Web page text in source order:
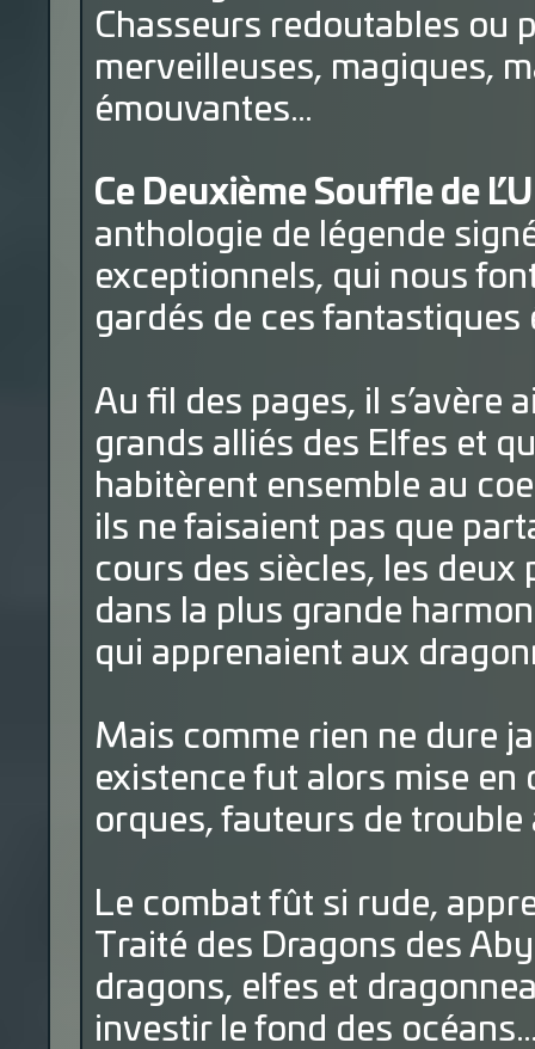
Chasseurs redoutables ou
merveilleuses, magiques,
émouvantes…
Ce Deuxième Souffle de
anthologie de légende
exceptionnels, qui nous
gardés de ces fantastiques
Au fil des pages, il s’avère
grands alliés des Elfes et
habitèrent ensemble au
ils ne faisaient pas que
cours des siècles, les
dans la plus grande
qui apprenaient aux
Mais comme rien ne dure
existence fut alors mise en
orques, fauteurs de trouble
Le combat fût si rude,
Traité des Dragons des
dragons, elfes et
investir le fond des